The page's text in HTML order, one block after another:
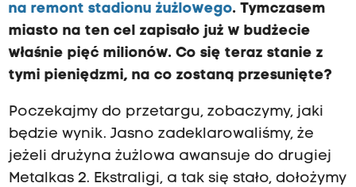
na remont stadionu żużlowego. Tymczasem
miasto na ten cel zapisało już w budżecie
właśnie pięć milionów. Co się teraz stanie z
tymi pieniędzmi, na co zostaną przesunięte?
Poczekajmy do przetargu, zobaczymy, jaki
będzie wynik. Jasno zadeklarowaliśmy, że
jeżeli drużyna żużlowa awansuje do drugiej
Metalkas 2. Ekstraligi, a tak się stało, dołożymy